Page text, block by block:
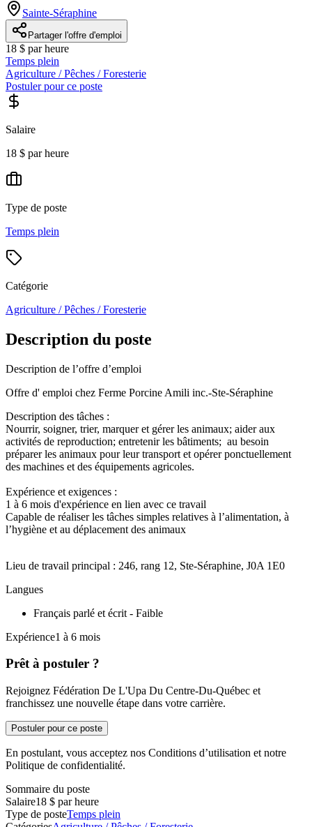
Sainte-Séraphine
Partager l'offre d'emploi
18 $ par heure
Temps plein
Agriculture / Pêches / Foresterie
Postuler pour ce poste
Salaire
18 $ par heure
Type de poste
Temps plein
Catégorie
Agriculture / Pêches / Foresterie
Description du poste
Description de l’offre d’emploi
Offre d' emploi chez Ferme Porcine Amili inc.-Ste-Séraphine
Description des tâches :
Nourrir, soigner, trier, marquer et gérer les animaux; aider aux
activités de reproduction; entretenir les bâtiments; au besoin
préparer les animaux pour leur transport et opérer ponctuellement
des machines et des équipements agricoles.
Expérience et exigences :
1 à 6 mois d'expérience en lien avec ce travail
Capable de réaliser les tâches simples relatives à l’alimentation, à
l’hygiène et au déplacement des animaux
Lieu de travail principal : 246, rang 12, Ste-Séraphine, J0A 1E0
Langues
Français parlé et écrit - Faible
Expérience1 à 6 mois
Prêt à postuler ?
Rejoignez Fédération De L'Upa Du Centre-Du-Québec et
franchissez une nouvelle étape dans votre carrière.
Postuler pour ce poste
En postulant, vous acceptez nos Conditions d’utilisation et notre
Politique de confidentialité.
Sommaire du poste
Salaire18 $ par heure
Type de posteTemps plein